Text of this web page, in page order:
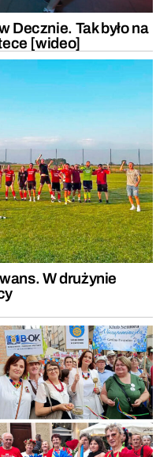
Decznie. Tak było na
[wideo]
W drużynie